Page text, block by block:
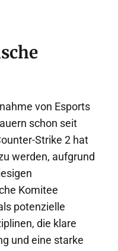
von Esports
schon seit
Strike 2 hat
werden, aufgrund
Komitee
potenzielle
die klare
und eine starke